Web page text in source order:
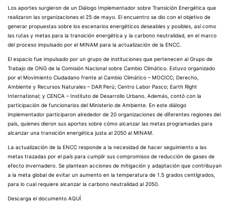
Los aportes surgieron de un Diálogo Implementador sobre Transición Energética que
realizaron las organizaciones el 25 de mayo. El encuentro se dio con el objetivo de
generar propuestas sobre los escenarios energéticos deseables y posibles, así como
las rutas y metas para la transición energética y la carbono neutralidad, en el marco
del proceso impulsado por el MINAM para la actualización de la ENCC.
El espacio fue impulsado por un grupo de instituciones que pertenecen al Grupo de
Trabajo de ONG de la Comisión Nacional sobre Cambio Climático. Estuvo organizado
por el Movimiento Ciudadano frente al Cambio Climático – MOCICC; Derecho,
Ambiente y Recursos Naturales – DAR Perú; Centro Labor Pasco; Earth Right
International; y CENCA – Instituto de Desarrollo Urbano. Además, contó con la
participación de funcionarios del Ministerio de Ambiente. En este diálogo
implementador participaron alrededor de 20 organizaciones de diferentes regiones del
país, quienes dieron sus aportes sobre cómo alcanzar las metas programadas para
alcanzar una transición energética justa al 2050 al MINAM.
La actualización de la ENCC responde a la necesidad de hacer seguimiento a las
metas trazadas por el país para cumplir sus compromisos de reducción de gases de
efecto invernadero. Se plantean acciones de mitigación y adaptación que contribuyan
a la meta global de evitar un aumento en la temperatura de 1.5 grados centígrados,
para lo cual requiere alcanzar la carbono neutralidad al 2050.
Descarga el documento AQUÍ